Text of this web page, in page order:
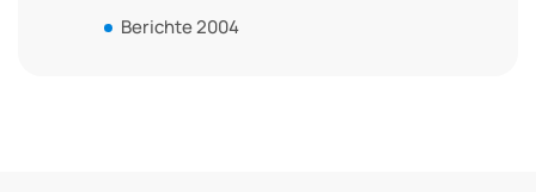
Berichte 2004